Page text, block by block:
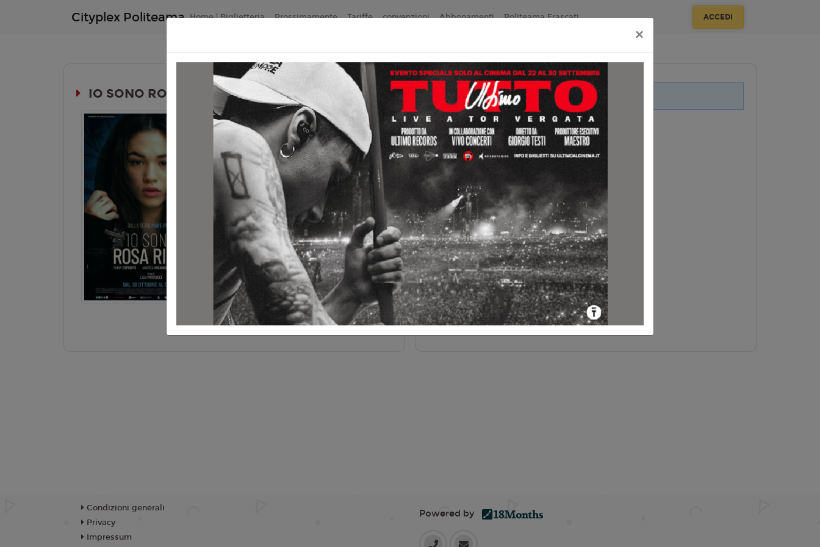
Cityplex Politeama Home | Biglietteria Prossimamente Tariffe convenzioni Abbonamenti Politeama Frascati ACCEDI
IO SONO ROSA RICCI
10+
Durata: 90 min
Genere:
Drammatico
Lingua:Italiano
Regia:L. Patitucci
Anno:2025
M. Esposito, S. Rizzoni, Raiz, A.
Arcangeli
TRAMA
Non ci sono spettacoli legati a questo evento.
×
Condizioni generali
Privacy
Impressum
Powered by